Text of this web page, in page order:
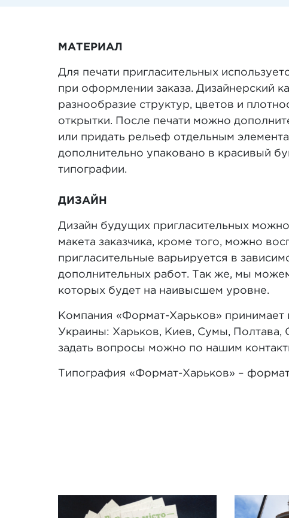
МАТЕРИАЛ
Для печати пригласительных
при оформлении заказа. Дизайнерский
разнообразие структур, цветов и
открытки. После печати можно
или придать рельеф отдельным
дополнительно упаковано в красивый
типографии.
ДИЗАЙН
Дизайн будущих пригласительных
макета заказчика, кроме того, можно
пригласительные варьируется в
дополнительных работ. Так же, мы
которых будет на наивысшем уровне.
Компания «Формат-Харьков» принимает
Украины: Харьков, Киев, Сумы, Полтава,
задать вопросы можно по нашим
Типография «Формат-Харьков» –